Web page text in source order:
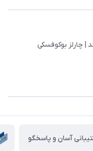
| چارلز بوکوفسکی
آسان و پاسخگو